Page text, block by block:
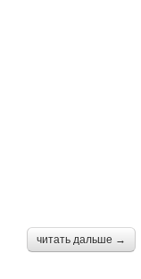
читать дальше →